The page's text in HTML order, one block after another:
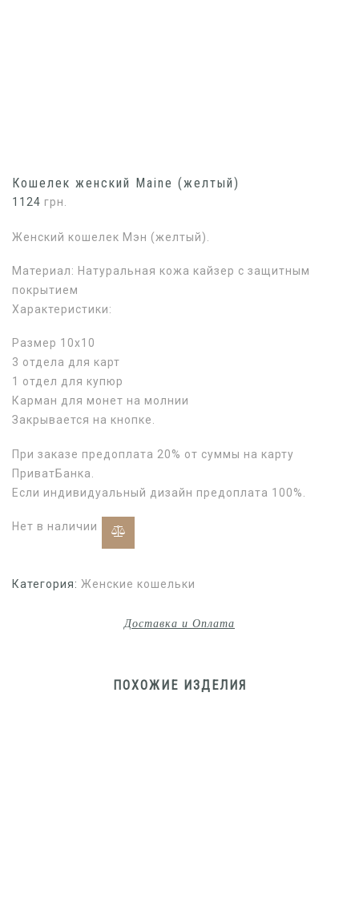
Кошелек женский Maine (желтый)
1124 грн.
Женский кошелек Мэн (желтый).
Материал: Натуральная кожа кайзер с защитным
покрытием
Характеристики:
Размер 10х10
3 отдела для карт
1 отдел для купюр
Карман для монет на молнии
Закрывается на кнопке.
При заказе предоплата 20% от суммы на карту
ПриватБанка.
Если индивидуальный дизайн предоплата 100%.
Нет в наличии
Категория: Женские кошельки
Доставка и Оплата
ПОХОЖИЕ ИЗДЕЛИЯ